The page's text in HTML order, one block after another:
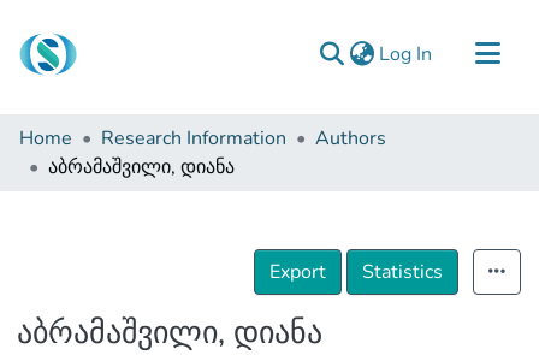
Log In (current)
Communities & Collections
Browse
Home Research Information
Authors
აბრამაშვილი, დიანა
Export Statistics
აბრამაშვილი, დიანა